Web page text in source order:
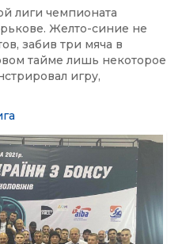
лиги чемпионата
Желто-синие не
забив три мяча в
тайме лишь некоторое
игру,